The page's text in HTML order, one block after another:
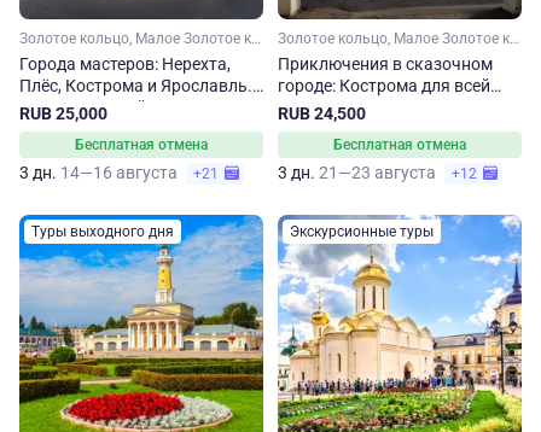
Золотое кольцо, Малое Золотое кольцо, Ярославская область, Костромская область
Города мастеров: Нерехта,
Плёс, Кострома и Ярославль.
Экскурсионный тур с
теплоходной прогулкой по
RUB 25,000
Бесплатная отмена
3 дн. 14—16 августа +21
Золотое кольцо, Малое Золотое кольцо, Ярославская область, Костромская область
Приключения в сказочном
городе: Кострома для всей
семьи
RUB 24,500
Бесплатная отмена
3 дн. 21—23 августа +12
Туры выходного дня Экскурсионные туры